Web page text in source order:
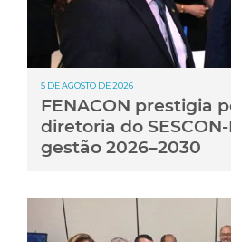
5 DE AGOSTO DE 2026
FENACON prestigia
diretoria do
gestão 2026–2030